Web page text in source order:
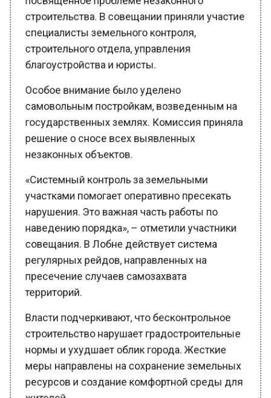
строительства. В совещании приняли участие
специалисты земельного контроля,
строительного отдела, управления
благоустройства и юристы.
самовольным постройкам, возведенным на
государственных землях. Комиссия приняла
решение о сносе всех выявленных
незаконных объектов.
«Системный контроль за земельными
участками помогает оперативно пресекать
нарушения. Это важная часть работы по
наведению порядка», – отметили участники
совещания. В Лобне действует система
регулярных рейдов, направленных на
пресечение случаев самозахвата
территорий.
Власти подчеркивают, что бесконтрольное
строительство нарушает градостроительные
нормы и ухудшает облик города. Жесткие
меры направлены на сохранение земельных
ресурсов и создание комфортной среды для